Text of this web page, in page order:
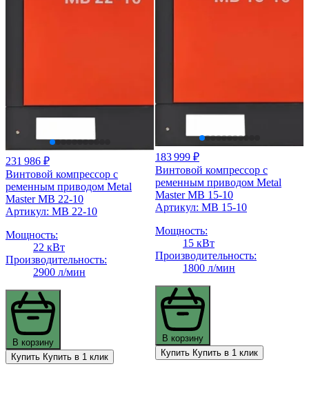
231 986 ₽
Винтовой компрессор с
ременным приводом Metal
Master MB 22-10
Артикул: MB 22-10
Мощность:
22 кВт
Производительность:
2900 л/мин
В корзину
Купить Купить в 1 клик
183 999 ₽
Винтовой компрессор с
ременным приводом Metal
Master MB 15-10
Артикул: MB 15-10
Мощность:
15 кВт
Производительность:
1800 л/мин
В корзину
Купить Купить в 1 клик